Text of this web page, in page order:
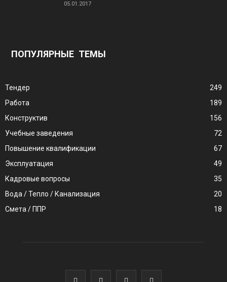
05.01.2017
ПОПУЛЯРНЫЕ ТЕМЫ
Тендер
249
Работа
189
Конструктив
156
Учебные заведения
72
Повышение квалификации
67
Эксплуатация
49
Кадровые вопросы
35
Вода / Тепло / Канализация
20
Смета / ППР
18